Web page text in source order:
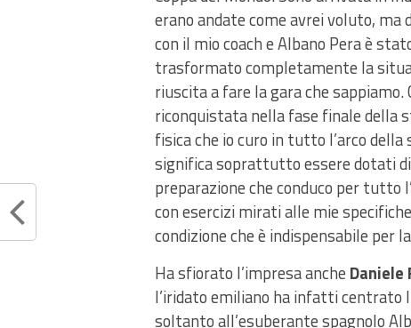
erano andate come avrei voluto, ma
con il mio coach e Albano Pera è
trasformato completamente la
riuscita a fare la gara che
riconquistata nella fase finale della
fisica che io curo in tutto l’arco
significa soprattutto essere dotati
preparazione che conduco per tutto
con esercizi mirati alle mie
condizione che è indispensabile per la
Ha sfiorato l’impresa anche Daniele
l’iridato emiliano ha infatti centrato
soltanto all’esuberante spagnolo